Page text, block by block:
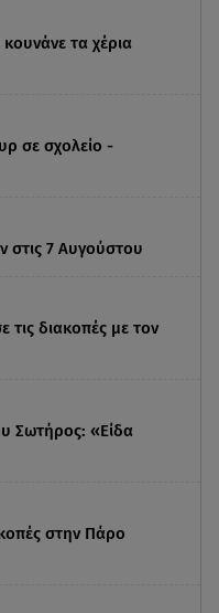
τα χέρια
σε σχολείο -
στις 7 Αυγούστου
τις διακοπές με τον
Σωτήρος: «Είδα
στην Πάρο